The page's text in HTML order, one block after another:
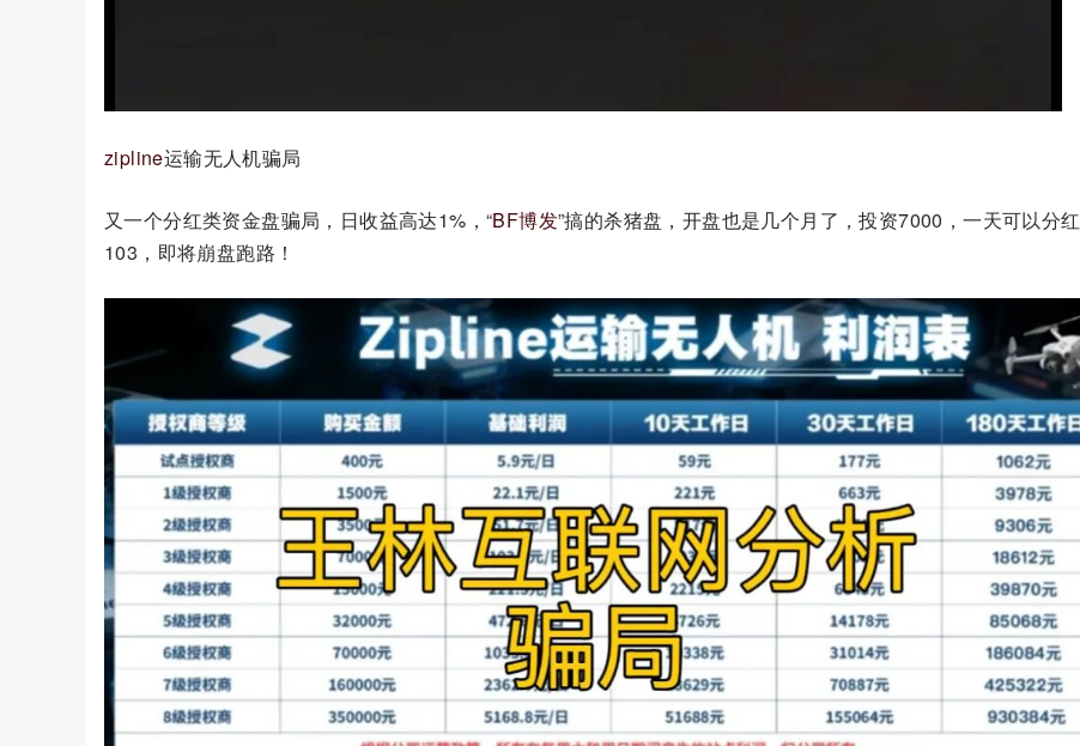
zipline运输无人机骗局
又一个分红类资金盘骗局，日收益高达1%，“BF博发”搞的杀猪盘，开盘也是几个月了，投资7000，一天可以分红
103，即将崩盘跑路！